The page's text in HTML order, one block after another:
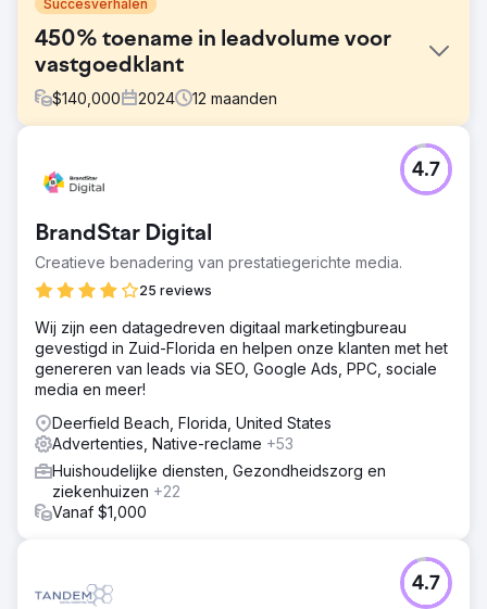
Succesverhalen
450% toename in leadvolume voor
vastgoedklant
$140,000 2024 12 maanden
Deze klant stond op het punt failliet te gaan toen wij de
moeilijke taak op ons namen om van hen een Europese
We hebben SMART Google en Meta Ads-strategieën
geïmplementeerd om het merk succesvol te maken. We
rails gekregen. Ze wisten in drie maanden tijd 40
stacaravans te verkopen, wat destijds hun hele voorraad
was.
We hebben het voor elkaar gekregen om 40 stacaravans
te verkopen binnen een periode van 2 maanden.
Hierdoor verdiende de klant meer dan 7,2 miljoen aan
inkomsten. Het leadvolume ging van ongeveer 150 leads
per maand naar 800-900 leads per maand.
BrandStar Digital
Creatieve benadering van prestatiegerichte media.
25 reviews
4.7
Wij zijn een datagedreven digitaal marketingbureau
gevestigd in Zuid-Florida en helpen onze klanten met het
genereren van leads via SEO, Google Ads, PPC, sociale
media en meer!
Deerfield Beach, Florida, United States
Advertenties, Native-reclame +53
Huishoudelijke diensten, Gezondheidszorg en
ziekenhuizen +22
Vanaf $1,000
4.7